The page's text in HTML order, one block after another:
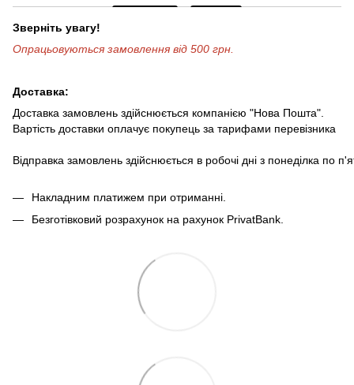
Зверніть увагу!
Опрацьовуються замовлення від 500 грн.
Доставка:
Доставка замовлень здійснюється компанією "Нова Пошта".
Вартість доставки оплачує покупець за тарифами перевізника
Відправка замовлень здійснюється в робочі дні з понеділка по
Накладним платижем при отриманні.
Безготівковий розрахунок на рахунок PrivatBank.